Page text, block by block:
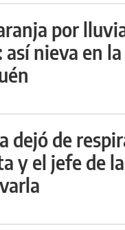
por
así nieva en
dejó de
y el jefe de